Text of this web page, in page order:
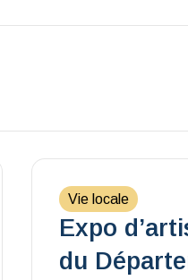
Vie locale
Expo
du